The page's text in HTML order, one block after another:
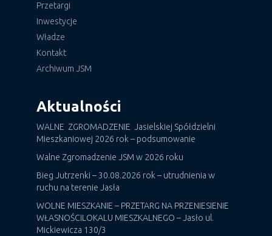
Przetargi
Inwestycje
Władze
Kontakt
Archiwum JSM
Aktualności
WALNE ZGROMADZENIE Jasielskiej Spółdzielni
Mieszkaniowej 2026 rok – podsumowanie
Walne Zgromadzenie JSM w 2026 roku
Bieg Jutrzenki – 30.08.2026 rok – utrudnienia w
ruchu na terenie Jasła
WOLNE MIESZKANIE – PRZETARG NA PRZENIESIENIE
WŁASNOŚCILOKALU MIESZKALNEGO – Jasło ul.
Mickiewicza 130/3